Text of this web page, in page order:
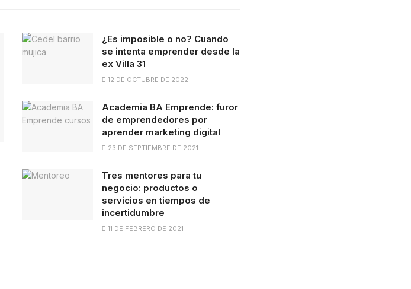
¿Es imposible o no? Cuando
se intenta emprender desde la
ex Villa 31
12 DE OCTUBRE DE 2022
Academia BA Emprende: furor
de emprendedores por
aprender marketing digital
23 DE SEPTIEMBRE DE 2021
Tres mentores para tu
negocio: productos o
servicios en tiempos de
incertidumbre
11 DE FEBRERO DE 2021